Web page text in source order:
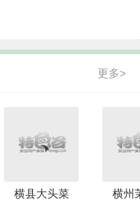
更多>
横县大头菜 横州